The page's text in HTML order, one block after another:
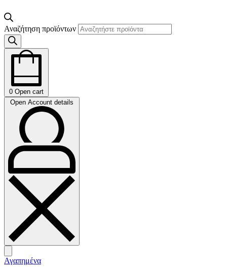
Αναζήτηση προϊόντων
0 Open cart
Open Account details
Αγαπημένα